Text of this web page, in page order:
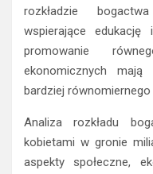
rozkładzie
wspierające
promowanie
ekonomicznych
bardziej
Analiza rozkładu
kobietami w gronie
aspekty społeczne,